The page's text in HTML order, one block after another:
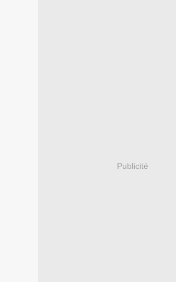
Publicité